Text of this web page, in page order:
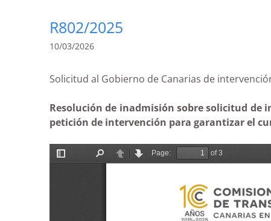
R802/2025
10/03/2026
Solicitud al Gobierno de Canarias de
Resolución de inadmisión sobre solicitud de
petición de intervención para garantizar el